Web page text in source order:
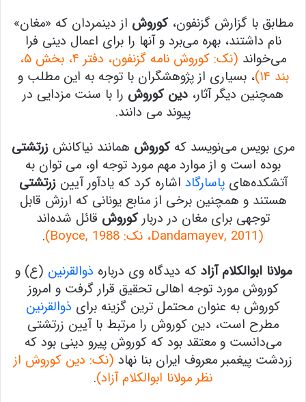
مطابق با گزارش گزنفون،کوروش از دینمردان که «مغان»
نام داشتند، بهره می‌برد و آنها را برای اعمال دینی فرا
می‌خواند
(نک: کوروش نامه گزنفون، دفتر ۴، بخش ۵،
بند ۱۴)
، بسیاری از پژوهشگران با توجه به این مطلب و
همچنین دیگر آثار، دین کوروش را با سنت مزدایی در
پیوند می دانند.
مری بویس می‌نویسد کهکوروش همانند نیاکانش زرتشتی
بوده است و از موارد مهم مورد توجه او، می توان به
آتشکده‌هایپاسارگاد اشاره کرد که یادآور آیینزرتشتی
هستند و همچنین برخی از منابع‌ یونانی که ارزش قابل
توجهی برای مغان در دربارکوروش قائل شده‌اند
(Dandamayev, 2011، نک: Boyce, 1988)
.
مولانا ابوالکلام آزاد که دیدگاه وی درباره ذوالقرنین (ع) و
کوروش مورد توجه اهالی تحقیق قرار گرفت و امروز
کوروش به عنوان محتمل ترین گزینه برای ذوالقرنین
مطرح است، دین کوروش را مرتبط با آیین زرتشتی
می‌دانست و معتقد بود که کوروش پیرو دینی بود که
زردشت پیغمبر معروف ایران بنا نهاد (نک: دین کوروش از
نظر مولانا ابوالکلام آزاد)
.